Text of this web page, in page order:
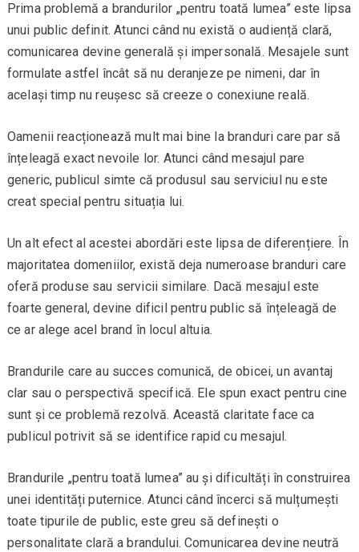
Prima problemă a brandurilor „pentru toată lumea” este lipsa
unui public definit. Atunci când nu există o audiență clară,
comunicarea devine generală și impersonală. Mesajele sunt
formulate astfel încât să nu deranjeze pe nimeni, dar în
același timp nu reușesc să creeze o conexiune reală.
Oamenii reacționează mult mai bine la branduri care par să
înțeleagă exact nevoile lor. Atunci când mesajul pare
generic, publicul simte că produsul sau serviciul nu este
creat special pentru situația lui.
Un alt efect al acestei abordări este lipsa de diferențiere. În
majoritatea domeniilor, există deja numeroase branduri care
oferă produse sau servicii similare. Dacă mesajul este
foarte general, devine dificil pentru public să înțeleagă de
ce ar alege acel brand în locul altuia.
Brandurile care au succes comunică, de obicei, un avantaj
clar sau o perspectivă specifică. Ele spun exact pentru cine
sunt și ce problemă rezolvă. Această claritate face ca
publicul potrivit să se identifice rapid cu mesajul.
Brandurile „pentru toată lumea” au și dificultăți în construirea
unei identități puternice. Atunci când încerci să mulțumești
toate tipurile de public, este greu să definești o
personalitate clară a brandului. Comunicarea devine neutră